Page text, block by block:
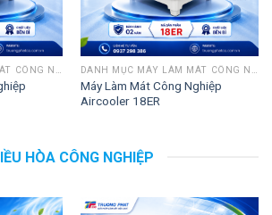
Máy Làm Mát Công Nghiệp
Aircooler 18ER
HÒA CÔNG NGHIỆP